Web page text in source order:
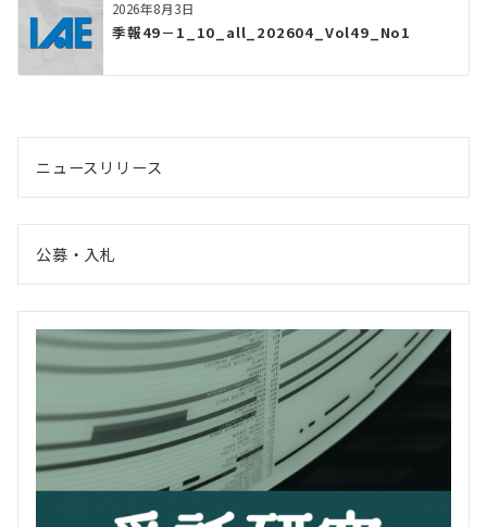
2026年8月3日
季報49－1_10_all_202604_Vol49_No1
ニュースリリース
公募・入札